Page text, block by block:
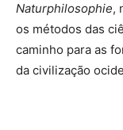
Naturphilosophie,
os métodos das
caminho para as
da civilização